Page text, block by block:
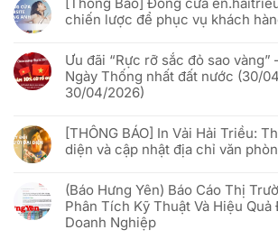
Hải
Triều
“đánh
thức”
cờ
phướn
quảng
công
nghệ
Phygital
bình
luận
ở
lễ
Giỗ
Tổ
Hùng
Vương
01/05/2026
[Thông Báo] Đóng cửa
chiến lược để phục vụ khách
bình
luận
ở
[Thông
Báo]
en.haitrieu.com:
Quyết
định
để
phục
vụ
khách
Ưu đãi “Rực rỡ sắc đỏ sao vàng”
Ngày Thống nhất đất nước (30/
30/04/2026)
bình
luận
ở
“Rực
rỡ
sắc
đỏ
sao
[THÔNG BÁO] In Vải Hải Triều:
diện và cập nhật địa chỉ văn
bình
luận
ở
[THÔNG
BÁO]
(Báo Hưng Yên) Báo Cáo Thị
Phân Tích Kỹ Thuật Và Hiệu
Doanh Nghiệp